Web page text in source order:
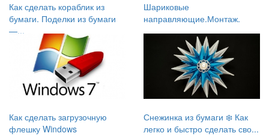
Как сделать кораблик из
бумаги. Поделки из бумаги
—...
Шариковые
направляющие.Монтаж.
Как сделать загрузочную
флешку Windows
Снежинка из бумаги ❄️ Как
легко и быстро сделать сво...